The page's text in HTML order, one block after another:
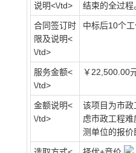
说明<\/td>
结束的全过
合同签订时
限及说明<
\/td>
中标后10个
服务金额<
\/td>
￥22,500.00
金额说明<
\/td>
该项目为市
虑市政工程
测单位的报